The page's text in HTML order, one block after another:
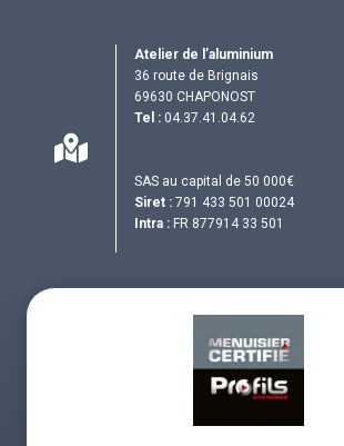
Atelier de l’aluminium
36 route de Brignais
69630 CHAPONOST
Tel : 04.37.41.04.62
SAS au capital de 50 000€
Siret : 791 433 501 00024
Intra : FR 877914 33 501